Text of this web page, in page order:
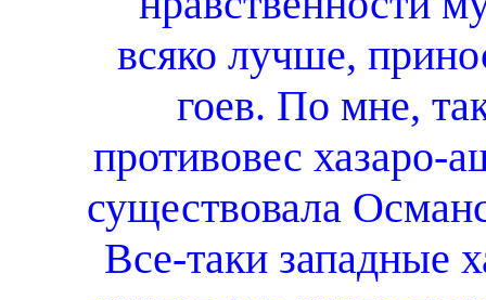
всяко лучше,
гоев. По мне,
противовес хазаро-
существовала
Все-таки западные